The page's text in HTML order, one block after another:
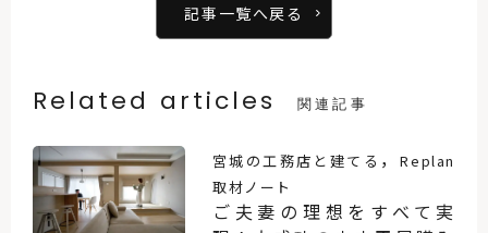
記事一覧へ戻る
Related articles 関連記事
宮城の工務店と建てる ，Replan
取材ノート
ご夫妻の理想をすべて実